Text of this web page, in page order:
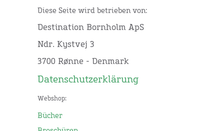
Diese Seite wird betrieben von:
Destination Bornholm ApS
Ndr. Kystvej 3
3700 Rønne - Denmark
Datenschutzerklärung
Webshop:
Bücher